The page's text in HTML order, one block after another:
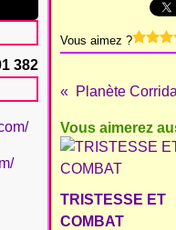
382
Vous aimez ?
Vous aimerez
TRISTESSE ET
COMBAT